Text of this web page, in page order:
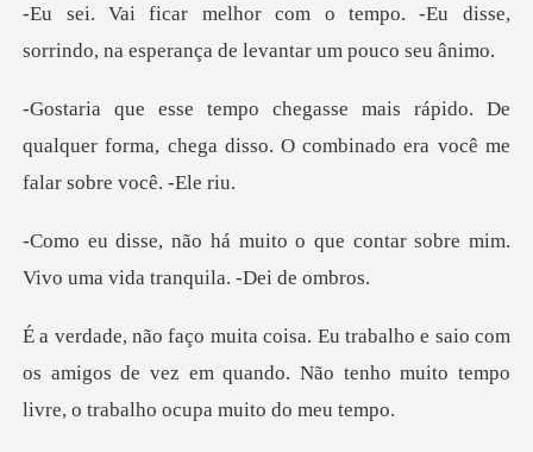
po. -Eu disse,
sorrindo, na esperan
o. De
qualquer forma, chega disso. O combina
que contar sobre mim.
Vivo uma
aio com
os amigos de vez em quando. Não tenho muit